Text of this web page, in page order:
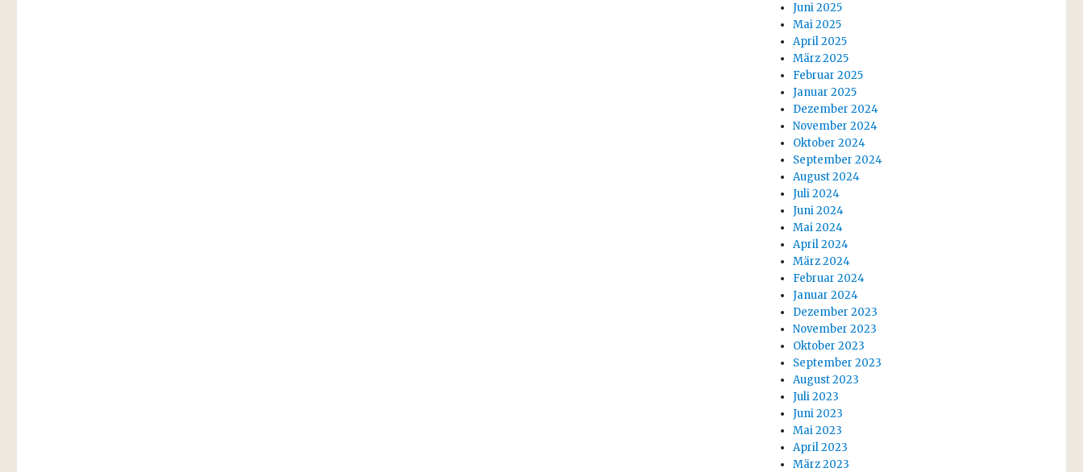
Juni 2025
Mai 2025
April 2025
März 2025
Februar 2025
Januar 2025
Dezember 2024
November 2024
Oktober 2024
September 2024
August 2024
Juli 2024
Juni 2024
Mai 2024
April 2024
März 2024
Februar 2024
Januar 2024
Dezember 2023
November 2023
Oktober 2023
September 2023
August 2023
Juli 2023
Juni 2023
Mai 2023
April 2023
März 2023